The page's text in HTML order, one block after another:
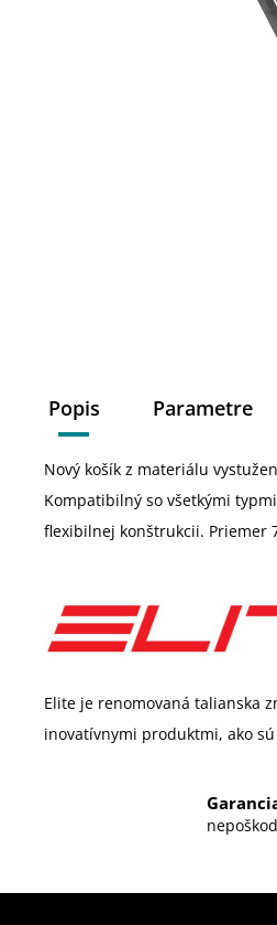
Popis Parametre
Nový košík z materiálu
Kompatibilný so všetkými
flexibilnej konštrukcii. Priemer
Elite je renomovaná talianska
inovatívnymi produktmi, ako